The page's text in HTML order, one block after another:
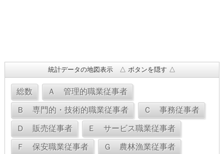
統計データの地図表示 △ ボタンを隠す △